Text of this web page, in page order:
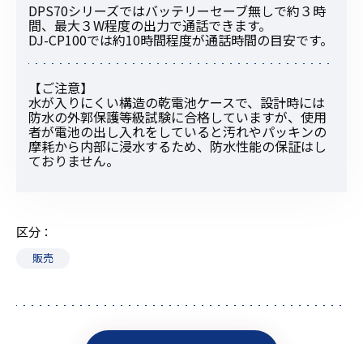
DPS70シリーズではバッテリーセーブ無しで約３時
間、最大３W程度の出力で通話できます。
DJ-CP100では約10時間程度が通話時間の目安です。
【ご注意】
水が入りにくい構造の乾電池ケースで、設計時には
防水の外郭保護等級試験に合格していますが、使用
者が電池の出し入れをしていると汚れやパッキンの
摩耗から内部に浸水するため、防水性能の保証はし
ておりません。
区分
販売